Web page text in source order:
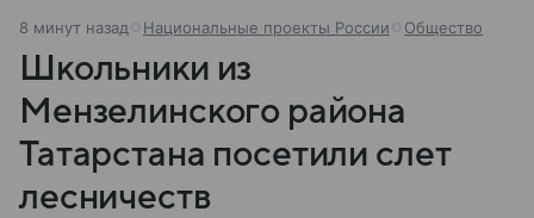
8 минут назад Национальные проекты России Общество
Школьники из
Мензелинского района
Татарстана посетили слет
лесничеств